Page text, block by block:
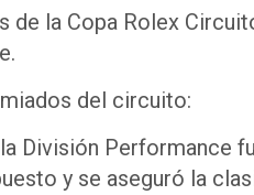
de la Copa Rolex
del circuito:
División Performance
y se aseguró la